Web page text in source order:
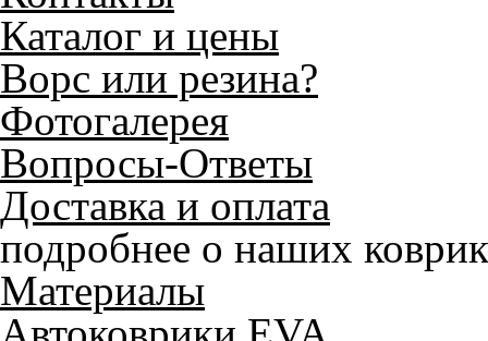
Каталог и цены
Ворс или резина?
Фотогалерея
Вопросы-Ответы
Доставка и оплата
подробнее о наших
Материалы